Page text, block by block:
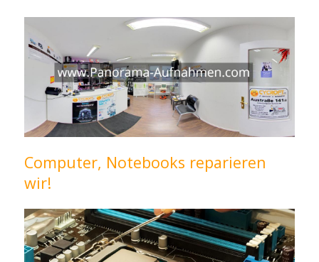
Computer, Notebooks reparieren
wir!